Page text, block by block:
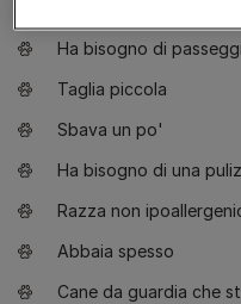
Ha bisogno di
Taglia piccola
Sbava un po'
Ha bisogno di una
Razza non
Abbaia spesso
Cane da guardia che